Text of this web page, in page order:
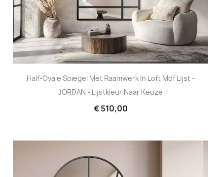
Half-Ovale Spiegel Met Raamwerk In Loft Mdf Lijst -
JORDAN - Lijstkleur Naar Keuze
€ 510,00